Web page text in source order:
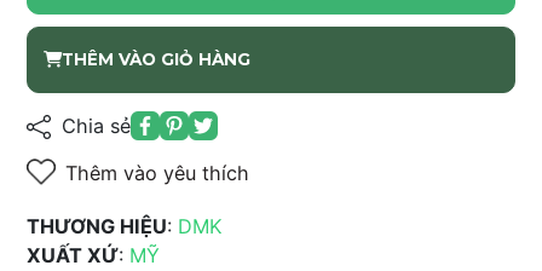
THÊM VÀO GIỎ HÀNG
Chia sẻ
Thêm vào yêu thích
THƯƠNG HIỆU: DMK
XUẤT XỨ: MỸ